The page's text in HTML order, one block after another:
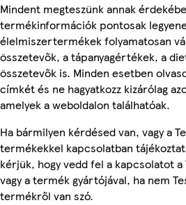
Mindent megteszünk annak
termékinformációk pontosak
élelmiszertermékek folyamatosan
összetevők, a tápanyagértékek, a
összetevők is. Minden esetben
címkét és ne hagyatkozz kizárólag
amelyek a weboldalon találhatóak.
Ha bármilyen kérdésed van, vagy a
termékekkel kapcsolatban
kérjük, hogy vedd fel a kapcsolatot a
vagy a termék gyártójával, ha nem
termékről van szó.